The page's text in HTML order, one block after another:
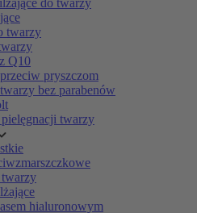
do twarzy
twarzy
Q10
pryszczom
bez parabenów
twarzy
hialuronowym